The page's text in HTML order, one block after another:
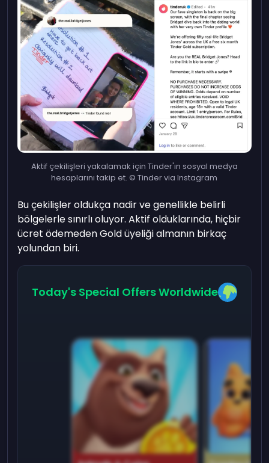
Aktif çekilişleri yakalamak için Tinder'ın sosyal medya
hesaplarını takip et. © Tinder via Instagram
Bu çekilişler oldukça nadir ve genellikle belirli
bölgelerle sınırlı oluyor. Aktif olduklarında, hiçbir
ücret ödemeden Gold üyeliği almanın birkaç
yolundan biri.
Today's Special Offers Worldwide